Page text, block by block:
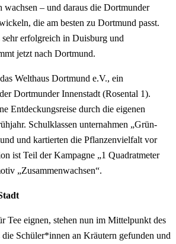
wachsen – und daraus die Dortmunder
die am besten zu Dortmund passt.
erfolgreich in Duisburg und
jetzt nach Dortmund.
Welthaus Dortmund e.V., ein
Dortmunder Innenstadt (Rosental 1).
Entdeckungsreise durch die eigenen
Schulklassen unternahmen „Grün-
und kartierten die Pflanzenvielfalt vor
ist Teil der Kampagne „1 Quadratmeter
„Zusammenwachsen“.
Tee eignen, stehen nun im Mittelpunkt des
Schüler*innen an Kräutern gefunden und